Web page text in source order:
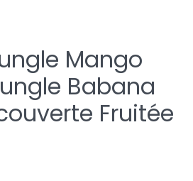
Mango
Babana
Fruitée